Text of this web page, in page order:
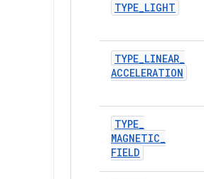
TYPE_LIGHT
TYPE_LINEAR_
ACCELERATION
TYPE_
MAGNETIC_
FIELD